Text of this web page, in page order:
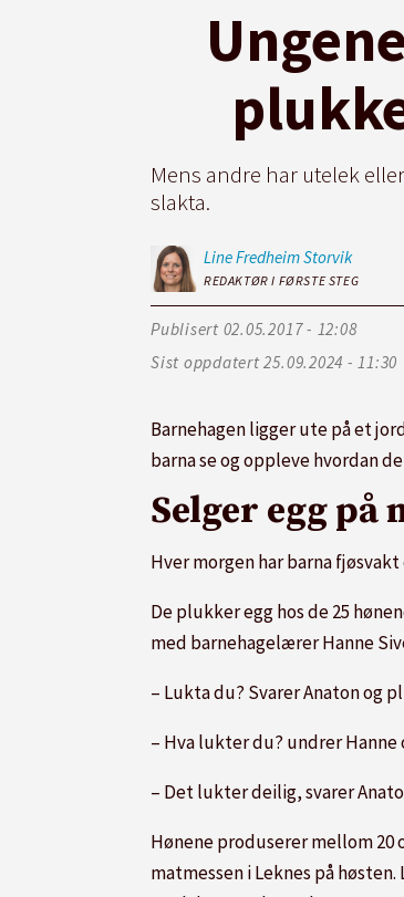
Mens andre har utelek
slakta.
Line FredheimStorvik
REDAKTØR I FØRSTE STEG
Publisert
02.05.2017 - 12:08
Sist oppdatert
25.09.2024 - 11:30
Barnehagen ligger ute på et
barna se og oppleve hvordan
Selger egg på
Hver morgen har barna
De plukker egg hos de 25
med barnehagelærer Hanne
– Lukta du? Svarer Anaton og
– Hva lukter du? undrer Hanne
– Det lukter deilig, svarer
Hønene produserer mellom 20
matmessen i Leknes på